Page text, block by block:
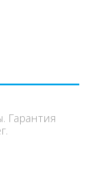
Гарантия